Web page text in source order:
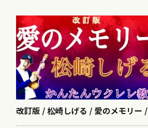
改訂版 / 松崎しげる / 愛のメモリー /